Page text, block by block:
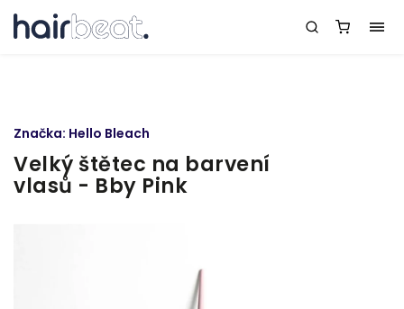
Velký štětec na barvení
vlasů - Bby Pink
Značka: Hello Bleach